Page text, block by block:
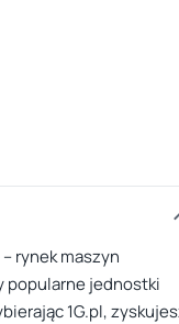
rynek maszyn
popularne jednostki
1G.pl,